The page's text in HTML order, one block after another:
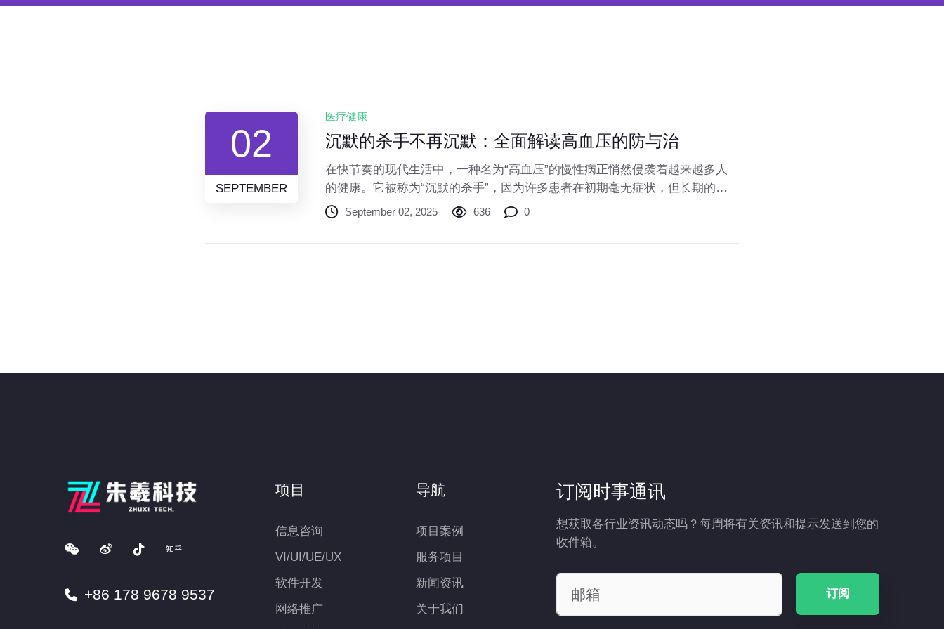
02
SEPTEMBER
医疗健康
沉默的杀手不再沉默：全面解读高血压的防与治
在快节奏的现代生活中，一种名为“高血压”的慢性病正悄然侵袭着越来越多人
的健康。它被称为“沉默的杀手”，因为许多患者在初期毫无症状，但长期的高
血压状态却在持续损害着心、脑、肾等重要器官。了解它、预防它、控制它，
September 02, 2025 636 0
+86 178 9678 9537
项目
信息咨询
VI/UI/UE/UX
软件开发
网络推广
导航
项目案例
服务项目
新闻资讯
关于我们
订阅时事通讯
想获取各行业资讯动态吗？每周将有关资讯和提示发送到您的
收件箱。
订阅